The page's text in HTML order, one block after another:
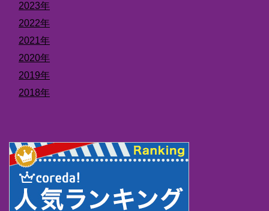
2023年
2022年
2021年
2020年
2019年
2018年